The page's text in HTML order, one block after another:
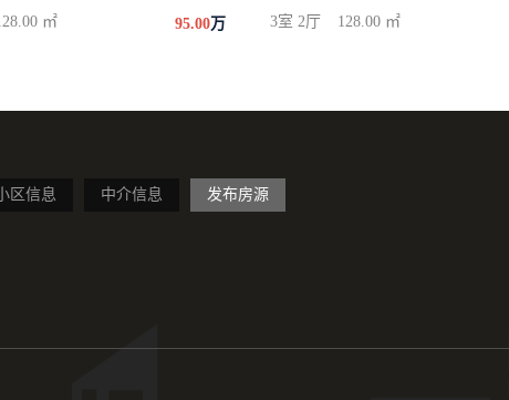
㎡ 95.00万 3室 2厅 128.00 ㎡
区信息 中介信息 发布房源